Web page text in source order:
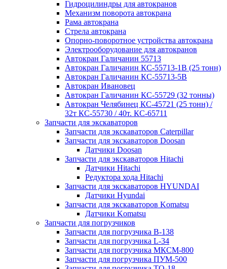
Гидроцилиндры для автокранов
Механизм поворота автокрана
Рама автокрана
Стрела автокрана
Опорно-поворотное устройства автокрана
Электрооборудование для автокранов
Автокран Галичанин 55713
Автокран Галичанин КС-55713-1В (25 тонн)
Автокран Галичанин КС-55713-5В
Автокран Ивановец
Автокран Галичанин КС-55729 (32 тонны)
Автокран Челябинец КС-45721 (25 тонн) /
32т КС-55730 / 40т. КС-65711
Запчасти для экскаваторов
Запчасти для экскаваторов Caterpillar
Запчасти для экскаваторов Doosan
Датчики Doosan
Запчасти для экскаваторов Hitachi
Датчики Hitachi
Редуктора хода Hitachi
Запчасти для экскаваторов HYUNDAI
Датчики Hyundai
Запчасти для экскаваторов Komatsu
Датчики Komatsu
Запчасти для погрузчиков
Запчасти для погрузчика B-138
Запчасти для погрузчика L-34
Запчасти для погрузчика МКСМ-800
Запчасти для погрузчика ПУМ-500